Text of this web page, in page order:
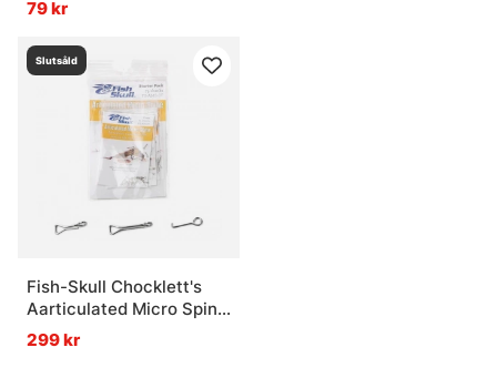
79 kr
Slutsåld
Fish-Skull Chocklett's
Aarticulated Micro Spine
- Starter Pack
299 kr